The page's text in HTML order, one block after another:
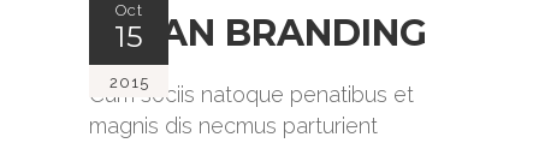
Oct
15
2015
CLEAN BRANDING
Cum sociis natoque penatibus et
magnis dis necmus parturient